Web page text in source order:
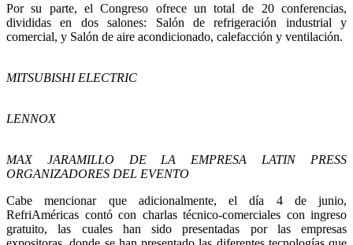
Por su parte, el Congreso ofrece un total de 20 conferencias,
divididas en dos salones: Salón de refrigeración industrial y
comercial, y Salón de aire acondicionado, calefacción y ventilación.
MITSUBISHI ELECTRIC
LENNOX
MAX JARAMILLO DE LA EMPRESA LATIN PRESS
ORGANIZADORES DEL EVENTO
Cabe mencionar que adicionalmente, el día 4 de junio,
RefriAméricas contó con charlas técnico-comerciales con ingreso
gratuito, las cuales han sido presentadas por las empresas